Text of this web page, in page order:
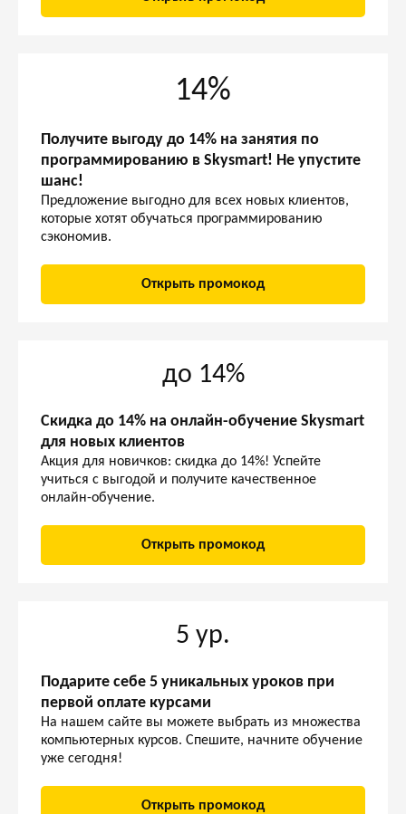
14%
Получите выгоду до 14% на занятия по
программированию в Skysmart! Не упустите
шанс!
Предложение выгодно для всех новых клиентов,
которые хотят обучаться программированию
сэкономив.
Открыть промокод
до 14%
Скидка до 14% на онлайн-обучение Skysmart
для новых клиентов
Акция для новичков: скидка до 14%! Успейте
учиться с выгодой и получите качественное
онлайн-обучение.
Открыть промокод
5 ур.
Подарите себе 5 уникальных уроков при
первой оплате курсами
На нашем сайте вы можете выбрать из множества
компьютерных курсов. Спешите, начните обучение
уже сегодня!
Открыть промокод